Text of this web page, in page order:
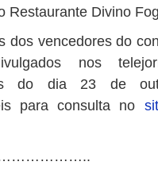
Restaurante Divino
dos vencedores do
nos
do dia 23 de
para consulta no